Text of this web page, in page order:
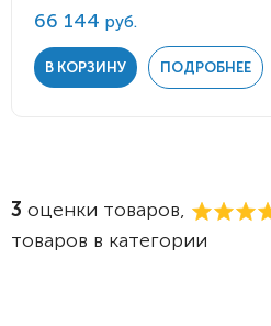
66 144 руб.
В КОРЗИНУ ПОДРОБНЕЕ
3 оценки товаров,
товаров в категории